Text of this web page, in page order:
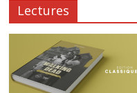
Lectures